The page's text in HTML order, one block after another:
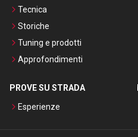
Tecnica
Storiche
Tuning e prodotti
Approfondimenti
PROVE SU STRADA
Esperienze